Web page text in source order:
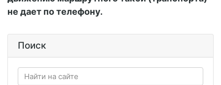
не дает по телефону.
Поиск